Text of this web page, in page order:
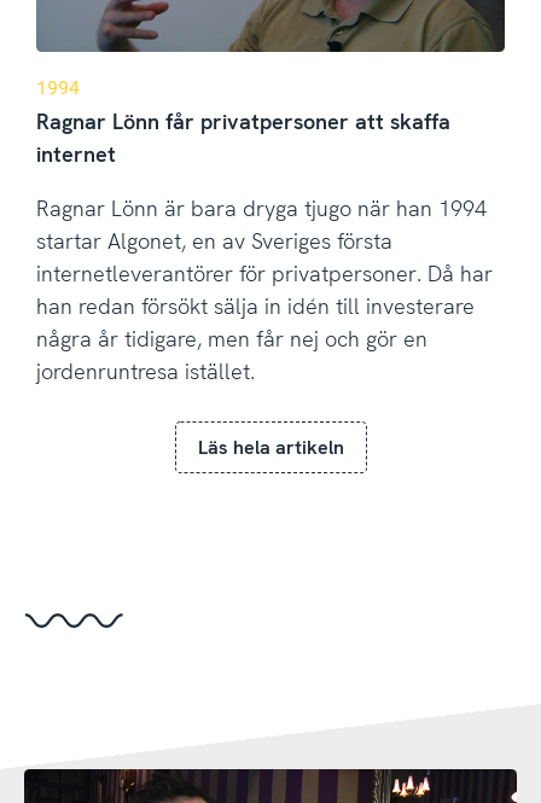
1994
Ragnar Lönn får privatpersoner att skaffa
internet
Ragnar Lönn är bara dryga tjugo när han 1994
startar Algonet, en av Sveriges första
internetleverantörer för privatpersoner. Då har
han redan försökt sälja in idén till investerare
några år tidigare, men får nej och gör en
jordenruntresa istället.
Läs hela artikeln